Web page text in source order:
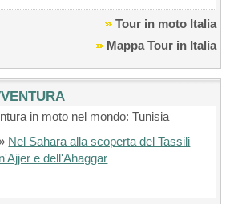
Tour in moto Italia
Mappa Tour in Italia
in moto nel mondo: Tunisia
Nel Sahara alla scoperta del Tassili
n'Ajjer e dell'Ahaggar